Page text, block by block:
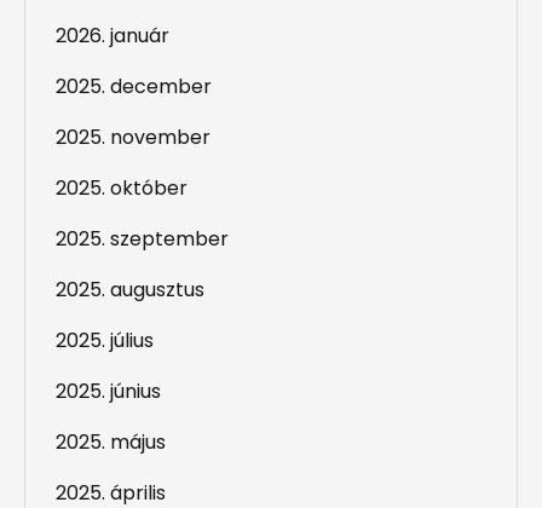
2026. január
2025. december
2025. november
2025. október
2025. szeptember
2025. augusztus
2025. július
2025. június
2025. május
2025. április